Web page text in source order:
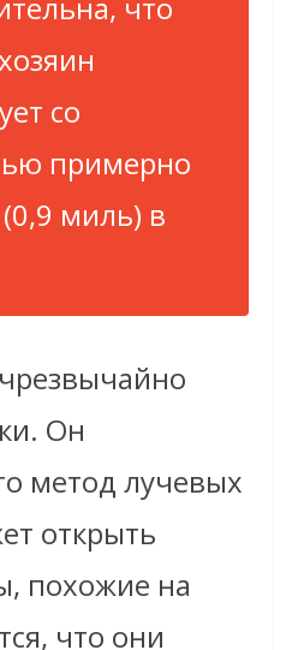
что
со
примерно
миль) в
Он
метод лучевых
открыть
похожие на
что они